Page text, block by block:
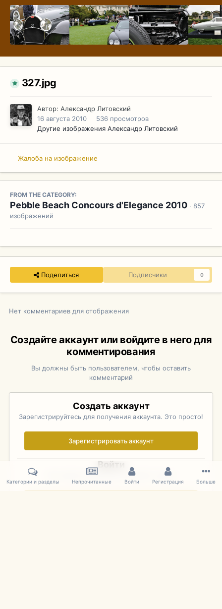
327.jpg
Автор: Александр Литовский
16 августа 2010
536 просмотров
Другие изображения Александр Литовский
Жалоба на изображение
FROM THE CATEGORY:
Pebble Beach Concours d'Elegance 2010 · 857
изображений
Поделиться Подписчики 0
Нет комментариев для отображения
Создайте аккаунт или войдите в него для
комментирования
Вы должны быть пользователем, чтобы оставить
комментарий
Создать аккаунт
Зарегистрируйтесь для получения аккаунта. Это просто!
Зарегистрировать аккаунт
Войти
Уже зарегистрированы? Войдите здесь.
Категории и разделы Непрочитанные Войти Регистрация Больше